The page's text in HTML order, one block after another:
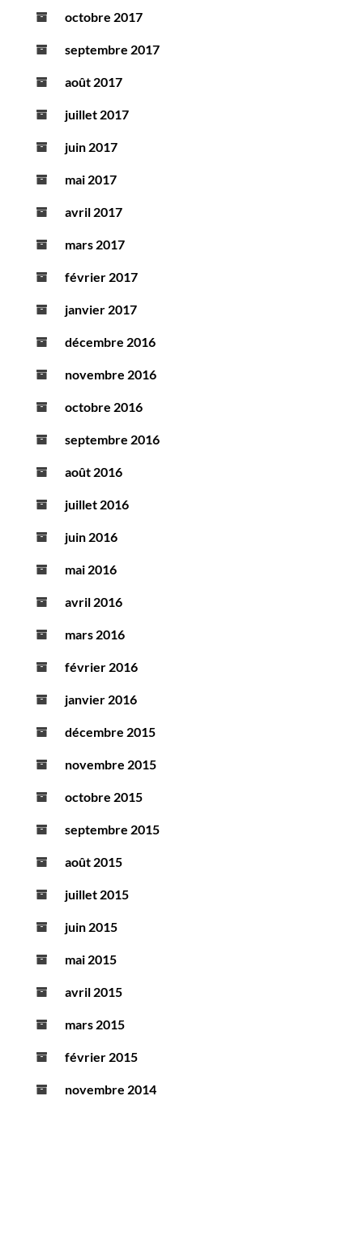
octobre 2017
septembre 2017
août 2017
juillet 2017
juin 2017
mai 2017
avril 2017
mars 2017
février 2017
janvier 2017
décembre 2016
novembre 2016
octobre 2016
septembre 2016
août 2016
juillet 2016
juin 2016
mai 2016
avril 2016
mars 2016
février 2016
janvier 2016
décembre 2015
novembre 2015
octobre 2015
septembre 2015
août 2015
juillet 2015
juin 2015
mai 2015
avril 2015
mars 2015
février 2015
novembre 2014